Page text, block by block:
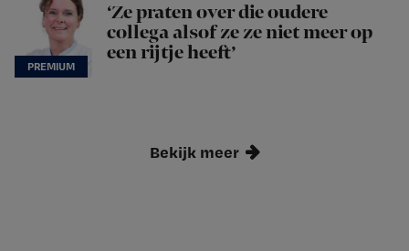
‘Ze praten over die oudere
collega alsof ze ze niet meer op
een rijtje heeft’
Bekijk meer